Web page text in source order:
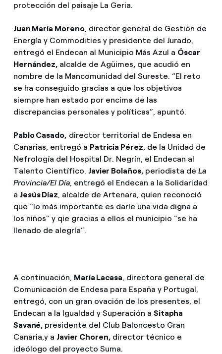
protección del paisaje La Geria.
Juan María Moreno, director general de Gestión de
Energía y Commodities y presidente del Jurado,
entregó el Endecan al Municipio Más Azul a Óscar
Hernández, alcalde de Agüimes, que acudió en
nombre de la Mancomunidad del Sureste. “El reto
se ha conseguido gracias a que los objetivos
siempre han estado por encima de las
discrepancias personales y políticas”, apuntó.
Pablo Casado, director territorial de Endesa en
Canarias, entregó a Patricia Pérez, de la Unidad de
Nefrología del Hospital Dr. Negrín, el Endecan al
Talento Científico. Javier Bolaños, periodista de La
Provincia/El Día, entregó el Endecan a la Solidaridad
a Jesús Díaz, alcalde de Artenara, quien reconoció
que “lo más importante es darle una vida digna a
los niños” y qie gracias a ellos el municipio “se ha
llenado de alegría”.
A continuación, María Lacasa , directora general de
Comunicación de Endesa para España y Portugal,
entregó, con un gran ovación de los presentes, el
Endecan a la Igualdad y Superación a Sitapha
Savané, presidente del Club Baloncesto Gran
Canaria, y a Javier Choren, director técnico e
ideólogo del proyecto Suma.